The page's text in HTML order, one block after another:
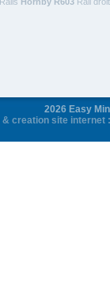
2026 Easy
& creation site internet